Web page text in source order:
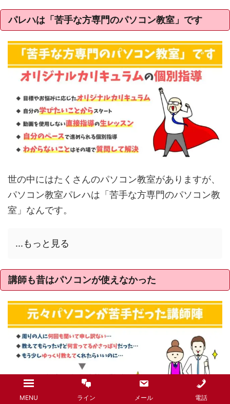
パレハは「苦手な方専門のパソコン教室」です
世の中にはたくさんのパソコン教室がありますが、
パソコン教室パレハは「苦手な方専門のパソコン教
室」なんです。
...もっと見る
講師も昔はパソコンが使えなかった
MENU ライン メール 電話